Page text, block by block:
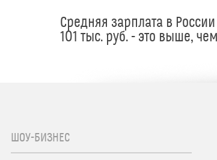
Средняя зарплата в
101 тыс. руб. - это выше,
ШОУ-БИЗНЕС